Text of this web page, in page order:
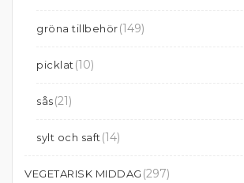
gröna tillbehör(149)
picklat (10)
sås(21)
sylt och saft (14)
VEGETARISK MIDDAG (297)